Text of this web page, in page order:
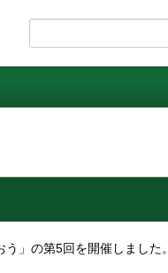
」の第5回を開催しました。